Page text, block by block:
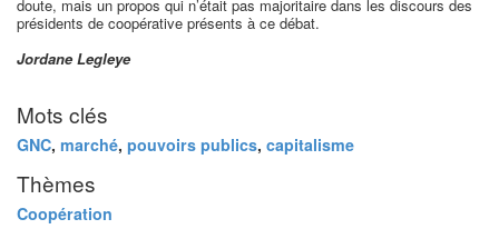
doute, mais un propos qui n’était pas majoritaire dans les discours des
présidents de coopérative présents à ce débat.
Jordane Legleye
Mots clés
GNC, marché, pouvoirs publics, capitalisme
Thèmes
Coopération